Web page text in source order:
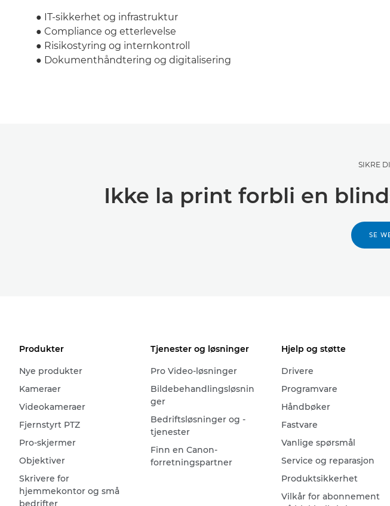
● IT-sikkerhet og infrastruktur
● Compliance og etterlevelse
● Risikostyring og internkontroll
● Dokumenthåndtering og digitalisering
SIKRE
Ikke la print forbli en
SE
Produkter
Nye produkter
Kameraer
Videokameraer
Fjernstyrt PTZ
Pro-skjermer
Objektiver
Skrivere for
hjemmekontor og små
bedrifter
Tjenester og løsninger
Pro Video-løsninger
Bildebehandlingsløsnin
ger
Bedriftsløsninger og -
tjenester
Finn en Canon-
forretningspartner
Hjelp og støtte
Drivere
Programvare
Håndbøker
Fastvare
Vanlige spørsmål
Service og reparasjon
Produktsikkerhet
Vilkår for abonnement